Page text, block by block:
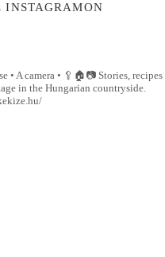
• A camera • 🥄🏠📷Stories, recipes
in the Hungarian countryside.